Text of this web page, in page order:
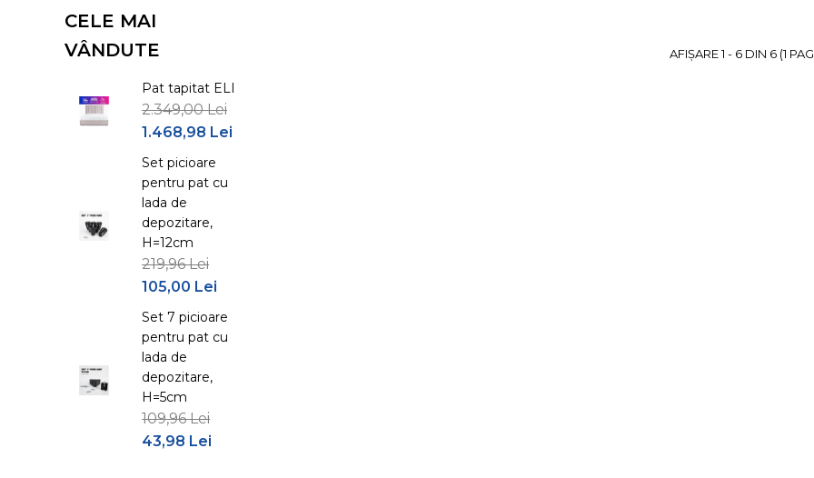
CELE MAI
VÂNDUTE
Pat tapitat ELI
2.349,00 Lei
1.468,98 Lei
Set picioare
pentru pat cu
lada de
depozitare,
H=12cm
219,96 Lei
105,00 Lei
Set 7 picioare
pentru pat cu
lada de
depozitare,
H=5cm
109,96 Lei
43,98 Lei
AFIŞARE 1 - 6 DIN 6 (1